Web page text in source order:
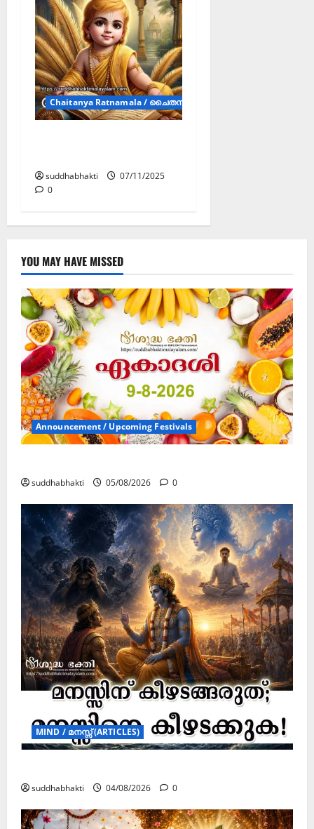
Chaitanya Ratnamala / ചൈതന്യ രത്നമാല(CRM)
suddhabhakti
07/11/2025
0
YOU MAY HAVE MISSED
Announcement / Upcoming Festivals
suddhabhakti 05/08/2026 0
MIND / മനസ്സ് (ARTICLES)
suddhabhakti 04/08/2026 0